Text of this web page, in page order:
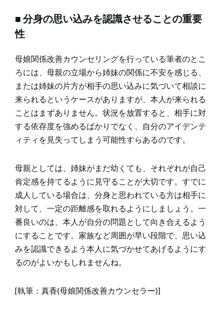
■ 分身の思い込みを認識させることの重要
性
母娘関係改善カウンセリングを行っている筆者のとこ
ろには、母親の立場から姉妹の関係に不安を感じる、
または姉妹の片方が相手の思い込みに気づいて相談に
来られるというケースがありますが、本人が来られる
ことはまずありません。状況を放置すると、相手に対
する依存度を強めるばかりでなく、自分のアイデンテ
ィティを見失ってしまう可能性すらあるのです。
母親としては、姉妹がまだ幼くても、それぞれが自己
肯定感を持てるように見守ることが大切です。すでに
成人している場合は、分身と思われている方は相手に
対して、一定の距離感を取れるようにしましょう。一
番良いのは、本人が自分の問題として向き合えるよう
にすることです。家族など周囲が早い段階で、思い込
みを認識できるよう本人に気づかせてあげるようにす
るのがよいかもしれませんね。
[執筆：真香(母娘関係改善カウンセラー)]